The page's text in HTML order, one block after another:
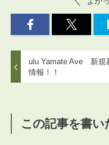
ulu Yamate Ave 新規
情報！！
この記事を書い